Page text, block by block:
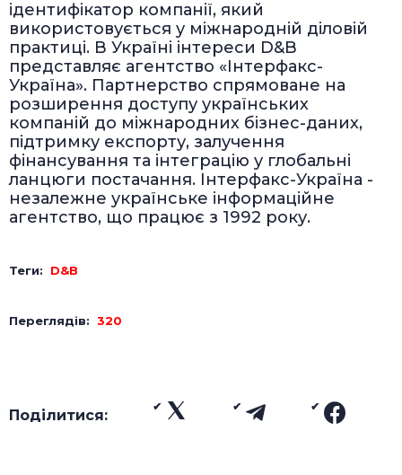
ідентифікатор компанії, який
використовується у міжнародній діловій
практиці. В Україні інтереси D&B
представляє агентство «Інтерфакс-
Україна». Партнерство спрямоване на
розширення доступу українських
компаній до міжнародних бізнес-даних,
підтримку експорту, залучення
фінансування та інтеграцію у глобальні
ланцюги постачання. Інтерфакс-Україна -
незалежне українське інформаційне
агентство, що працює з 1992 року.
Теги: D&B
Переглядів: 320
Поділитися: